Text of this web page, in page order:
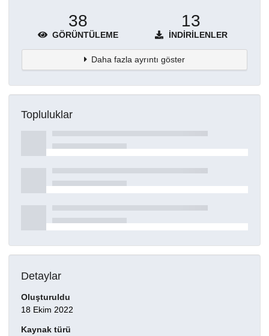
38
GÖRÜNTÜLEME
13
İNDIRILENLER
Daha fazla ayrıntı göster
Topluluklar
Detaylar
Oluşturuldu
18 Ekim 2022
Kaynak türü